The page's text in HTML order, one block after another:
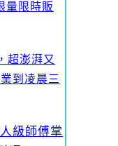
量限時販
超澎湃又
到凌晨三
級師傅掌